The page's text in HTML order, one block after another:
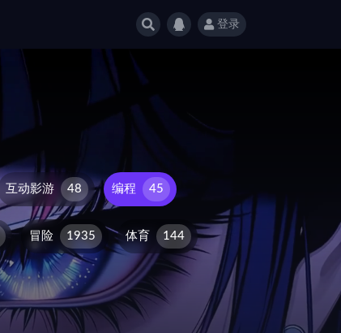
登录
互动影游 48 编程 45
冒险 1935 体育 144